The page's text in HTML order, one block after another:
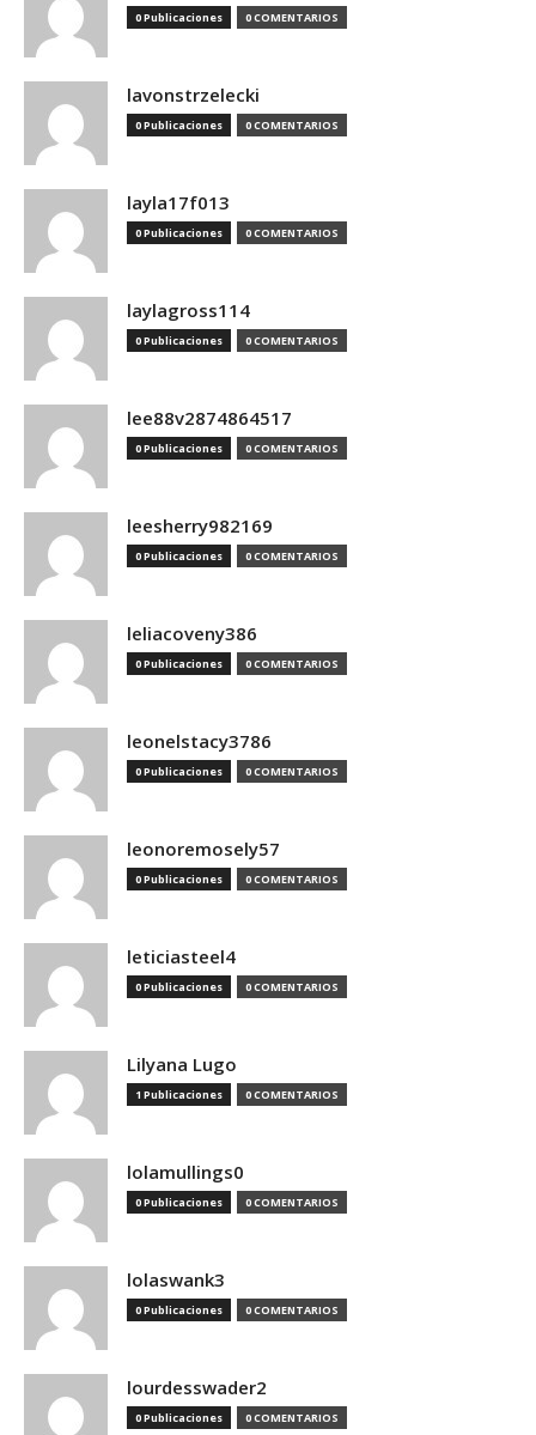
0 Publicaciones 0 COMENTARIOS
lavonstrzelecki
0 Publicaciones 0 COMENTARIOS
layla17f013
0 Publicaciones 0 COMENTARIOS
laylagross114
0 Publicaciones 0 COMENTARIOS
lee88v2874864517
0 Publicaciones 0 COMENTARIOS
leesherry982169
0 Publicaciones 0 COMENTARIOS
leliacoveny386
0 Publicaciones 0 COMENTARIOS
leonelstacy3786
0 Publicaciones 0 COMENTARIOS
leonoremosely57
0 Publicaciones 0 COMENTARIOS
leticiasteel4
0 Publicaciones 0 COMENTARIOS
Lilyana Lugo
1 Publicaciones 0 COMENTARIOS
lolamullings0
0 Publicaciones 0 COMENTARIOS
lolaswank3
0 Publicaciones 0 COMENTARIOS
lourdesswader2
0 Publicaciones 0 COMENTARIOS